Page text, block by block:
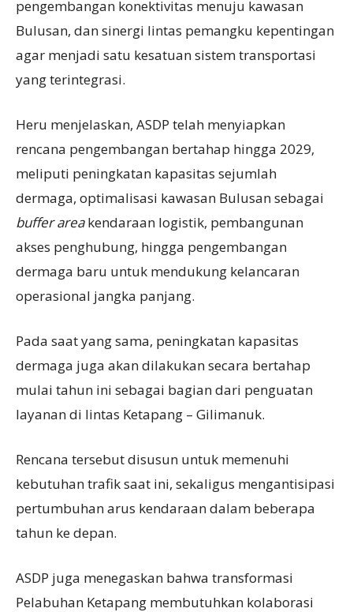
pengembangan konektivitas menuju kawasan
Bulusan, dan sinergi lintas pemangku kepentingan
agar menjadi satu kesatuan sistem transportasi
yang terintegrasi.
Heru menjelaskan, ASDP telah menyiapkan
rencana pengembangan bertahap hingga 2029,
meliputi peningkatan kapasitas sejumlah
dermaga, optimalisasi kawasan Bulusan sebagai
buffer areakendaraan logistik, pembangunan
akses penghubung, hingga pengembangan
dermaga baru untuk mendukung kelancaran
operasional jangka panjang.
Pada saat yang sama, peningkatan kapasitas
dermaga juga akan dilakukan secara bertahap
mulai tahun ini sebagai bagian dari penguatan
layanan di lintas Ketapang – Gilimanuk.
Rencana tersebut disusun untuk memenuhi
kebutuhan trafik saat ini, sekaligus mengantisipasi
pertumbuhan arus kendaraan dalam beberapa
tahun ke depan.
ASDP juga menegaskan bahwa transformasi
Pelabuhan Ketapang membutuhkan kolaborasi